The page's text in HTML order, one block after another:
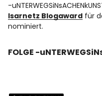
-
Isarnetz Blogaward für
nominiert.
FOLGE -